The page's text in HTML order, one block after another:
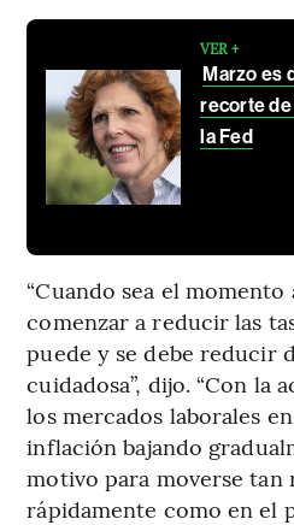
VER +
Marzo es
recorte de
la Fed
“Cuando sea el momento
comenzar a reducir las
puede y se debe reducir
cuidadosa”, dijo. “Con la
los mercados laborales
inflación bajando
motivo para moverse
rápidamente como en el